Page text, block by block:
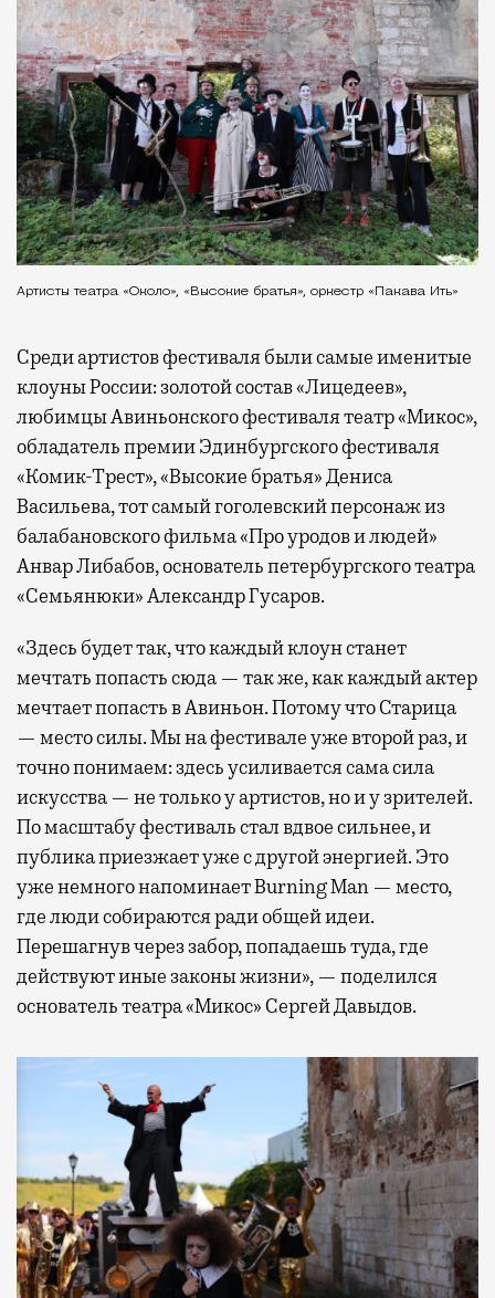
Артисты театра «Около», «Высокие братья», оркестр «Пакава Ить»
Среди артистов фестиваля были самые именитые
клоуны России: золотой состав «Лицедеев»,
любимцы Авиньонского фестиваля театр «Микос»,
обладатель премии Эдинбургского фестиваля
«Комик-Трест», «Высокие братья» Дениса
Васильева, тот самый гоголевский персонаж из
балабановского фильма «Про уродов и людей»
Анвар Либабов, основатель петербургского театра
«Семьянюки» Александр Гусаров.
«Здесь будет так, что каждый клоун станет
мечтать попасть сюда — так же, как каждый актер
мечтает попасть в Авиньон. Потому что Старица
— место силы. Мы на фестивале уже второй раз, и
точно понимаем: здесь усиливается сама сила
искусства — не только у артистов, но и у зрителей.
По масштабу фестиваль стал вдвое сильнее, и
публика приезжает уже с другой энергией. Это
уже немного напоминает Burning Man — место,
где люди собираются ради общей идеи.
Перешагнув через забор, попадаешь туда, где
действуют иные законы жизни», — поделился
основатель театра «Микос» Сергей Давыдов.